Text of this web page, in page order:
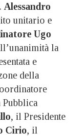
Alessandro
unitario e
Ugo
la
e
della
, il Presidente
Cirio, il